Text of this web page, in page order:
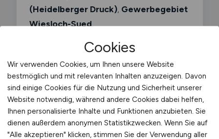
(Heidelberger Druck), Gewerbegebiet
Wiesloch-Sued.
Was macht ein
Transportkoordinator?
Als Transportkoordinator koordinierst du
Cookies
Wir verwenden Cookies, um Ihnen unsere Website
bestmöglich und mit relevanten Inhalten anzuzeigen. Davon
sind einige Cookies für die Nutzung und Sicherheit unserer
Website notwendig, während andere Cookies dabei helfen,
Ihnen personalisierte Inhalte und Funktionen anzubieten. Sie
dienen außerdem anonymen Statistikzwecken. Wenn Sie auf
"Alle akzeptieren" klicken, stimmen Sie der Verwendung aller